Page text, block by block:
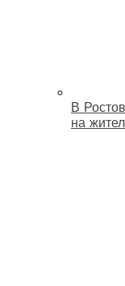
В
на